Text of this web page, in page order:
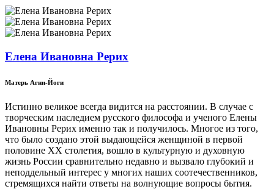
Елена Ивановна Рерих
Матерь Агни-Йоги
Истинно великое всегда видится на расстоянии. В случае с
творческим наследием русского философа и ученого Елены
Ивановны Рерих именно так и получилось. Многое из того,
что было создано этой выдающейся женщиной в первой
половине ХХ столетия, вошло в культурную и духовную
жизнь России сравнительно недавно и вызвало глубокий и
неподдельный интерес у многих наших соотечественников,
стремящихся найти ответы на волнующие вопросы бытия.